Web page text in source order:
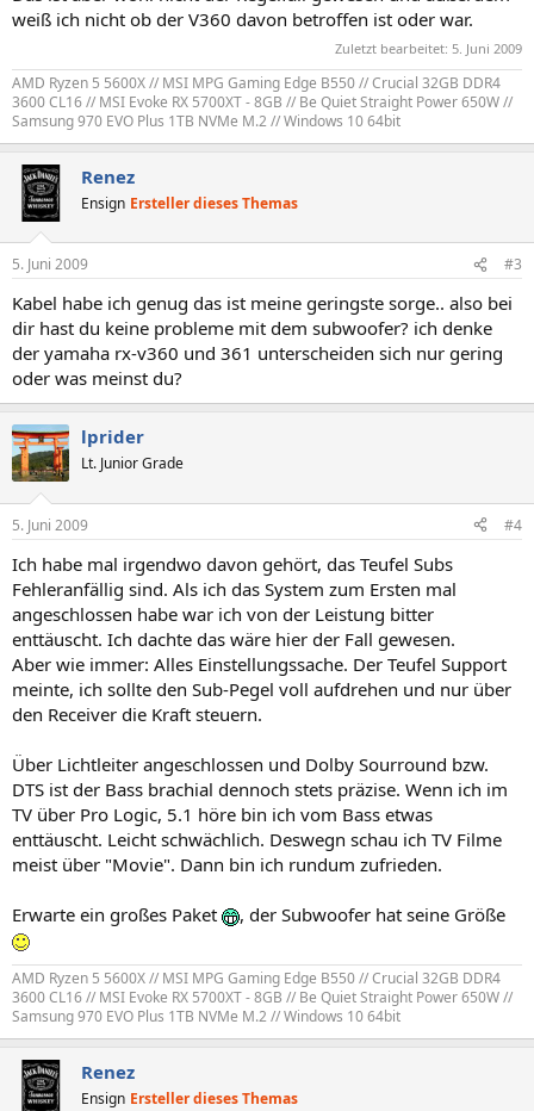
weiß ich nicht ob der V360 davon betroffen ist oder war.
Zuletzt bearbeitet: 5. Juni 2009
AMD Ryzen 5 5600X // MSI MPG Gaming Edge B550 // Crucial 32GB DDR4
3600 CL16 // MSI Evoke RX 5700XT - 8GB // Be Quiet Straight Power 650W //
Samsung 970 EVO Plus 1TB NVMe M.2 // Windows 10 64bit
Renez
Ensign Ersteller dieses Themas
5. Juni 2009 #3
Kabel habe ich genug das ist meine geringste sorge.. also bei
dir hast du keine probleme mit dem subwoofer? ich denke
der yamaha rx-v360 und 361 unterscheiden sich nur gering
oder was meinst du?
lprider
Lt. Junior Grade
5. Juni 2009 #4
Ich habe mal irgendwo davon gehört, das Teufel Subs
Fehleranfällig sind. Als ich das System zum Ersten mal
angeschlossen habe war ich von der Leistung bitter
enttäuscht. Ich dachte das wäre hier der Fall gewesen.
Aber wie immer: Alles Einstellungssache. Der Teufel Support
meinte, ich sollte den Sub-Pegel voll aufdrehen und nur über
den Receiver die Kraft steuern.
Über Lichtleiter angeschlossen und Dolby Sourround bzw.
DTS ist der Bass brachial dennoch stets präzise. Wenn ich im
TV über Pro Logic, 5.1 höre bin ich vom Bass etwas
enttäuscht. Leicht schwächlich. Deswegn schau ich TV Filme
meist über "Movie". Dann bin ich rundum zufrieden.
Erwarte ein großes Paket , der Subwoofer hat seine Größe
AMD Ryzen 5 5600X // MSI MPG Gaming Edge B550 // Crucial 32GB DDR4
3600 CL16 // MSI Evoke RX 5700XT - 8GB // Be Quiet Straight Power 650W //
Samsung 970 EVO Plus 1TB NVMe M.2 // Windows 10 64bit
Renez
Ensign Ersteller dieses Themas